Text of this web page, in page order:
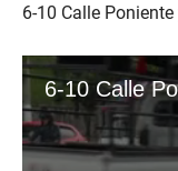
6-10 Calle